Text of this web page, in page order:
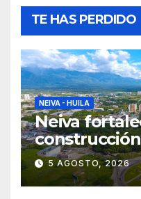
TE HAS PERDIDO
NEIVA - HUILA
Neiva
POT
5 AGOSTO, 2026